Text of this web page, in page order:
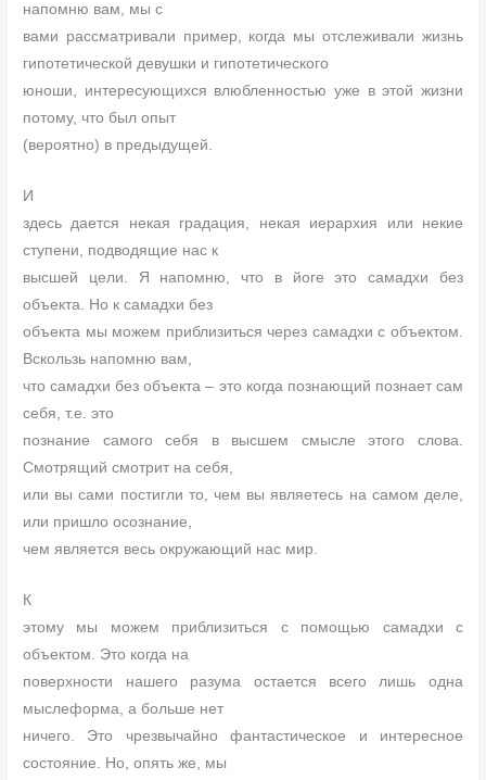
напомню вам, мы с
вами рассматривали пример, когда мы отслеживали жизнь
гипотетической девушки и гипотетического
юноши, интересующихся влюбленностью уже в этой жизни
потому, что был опыт
(вероятно) в предыдущей.
И
здесь дается некая градация, некая иерархия или некие
ступени, подводящие нас к
высшей цели. Я напомню, что в йоге это самадхи без
объекта. Но к самадхи без
объекта мы можем приблизиться через самадхи с объектом.
Вскользь напомню вам,
что самадхи без объекта – это когда познающий познает сам
себя, т.е. это
познание самого себя в высшем смысле этого слова.
Смотрящий смотрит на себя,
или вы сами постигли то, чем вы являетесь на самом деле,
или пришло осознание,
чем является весь окружающий нас мир.
К
этому мы можем приблизиться с помощью самадхи с
объектом. Это когда на
поверхности нашего разума остается всего лишь одна
мыслеформа, а больше нет
ничего. Это чрезвычайно фантастическое и интересное
состояние. Но, опять же, мы